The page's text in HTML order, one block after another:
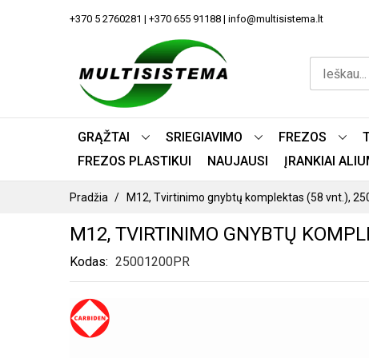
+370 5 2760281 | +370 655 91188 | info@multisistema.lt
GRĄŽTAI SRIEGIAVIMO FREZOS
FREZOS PLASTIKUI
NAUJAUSI ĮRANKIAI
Pradžia M12, Tvirtinimo gnybtų komplektas (58 vnt.),
M12, TVIRTINIMO GNYBTŲ
Kodas 25001200PR
PEREITI
Į
PAVEIKSLĖLIŲ